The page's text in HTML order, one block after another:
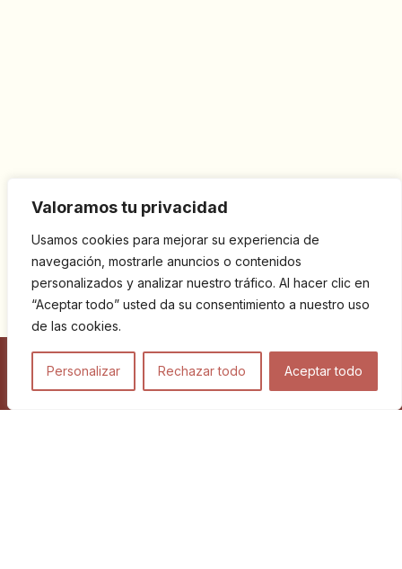
Valoramos tu privacidad
Usamos cookies para mejorar su experiencia de
navegación, mostrarle anuncios o contenidos
personalizados y analizar nuestro tráfico. Al hacer clic en
“Aceptar todo” usted da su consentimiento a nuestro uso
de las cookies.
Personalizar Rechazar todo Aceptar todo